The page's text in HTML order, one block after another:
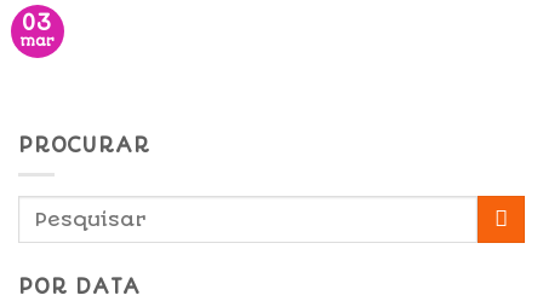
03
mar
PROCURAR
POR DATA